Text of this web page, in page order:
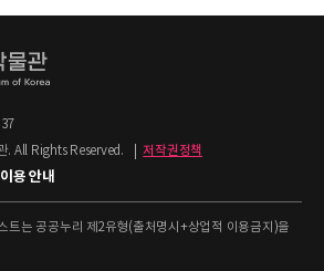
All Rights Reserved.
저작권정책
용 안내
트는 공공누리 제2유형(출처명시+상업적 이용금지)을